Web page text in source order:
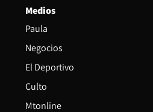
Medios
Paula
Negocios
El Deportivo
Culto
Mtonline